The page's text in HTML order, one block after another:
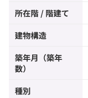
所在階 / 階建て
建物構造
築年月（築年
数）
種別